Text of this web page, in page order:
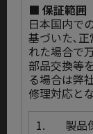
■ 保証範囲
日本国内で
基づいた､
れた場合で
部品交換等
る場合は弊
修理対応と
1.
製品